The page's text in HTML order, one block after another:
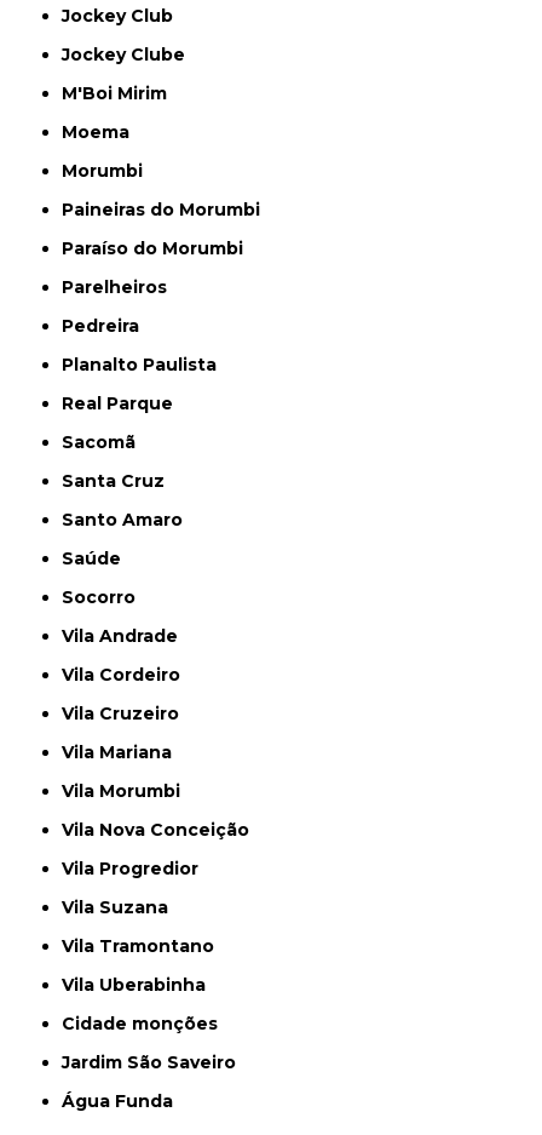
Jockey Club
Jockey Clube
M'Boi Mirim
Moema
Morumbi
Paineiras do Morumbi
Paraíso do Morumbi
Parelheiros
Pedreira
Planalto Paulista
Real Parque
Sacomã
Santa Cruz
Santo Amaro
Saúde
Socorro
Vila Andrade
Vila Cordeiro
Vila Cruzeiro
Vila Mariana
Vila Morumbi
Vila Nova Conceição
Vila Progredior
Vila Suzana
Vila Tramontano
Vila Uberabinha
cidade monções
jardim São Saveiro
Água Funda